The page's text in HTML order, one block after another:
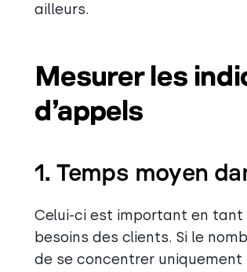
ailleurs.
Mesurer les
d’appels
1. Temps moyen
Celui-ci est important en tant
besoins des clients. Si le
de se concentrer